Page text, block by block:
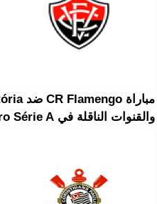
والقنوات الناقلة في Campeonato Brasileiro Série A